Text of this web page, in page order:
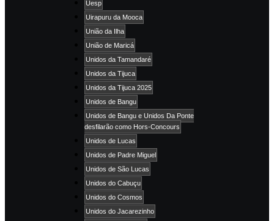
Uesp
Uirapuru da Mooca
União da Ilha
União de Maricá
Unidos da Tamandaré
Unidos da Tijuca
Unidos da Tijuca 2025
Unidos de Bangu
Unidos de Bangu e Unidos Da Ponte
desfilarão como Hors-Concours
Unidos de Lucas
Unidos de Padre Miguel
Unidos de São Lucas
Unidos do Cabuçu
Unidos do Cosmos
Unidos do Jacarezinho